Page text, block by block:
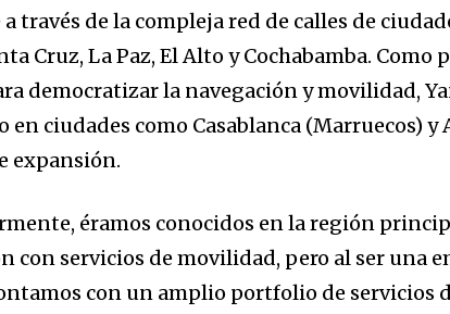
community of
and be part
conversation.
través de la compleja red de calles de
Cruz, La Paz, El Alto y Cochabamba.
democratizar la navegación y movilidad,
en ciudades como Casablanca (Marruecos) y
expansión.
éramos conocidos en la región
con servicios de movilidad, pero al ser una
con un amplio portfolio de servicios